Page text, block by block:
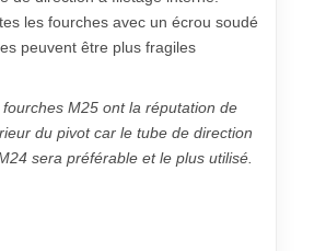
les fourches avec un écrou soudé
peuvent être plus fragiles
M25 ont la réputation de
du pivot car le tube de direction
sera préférable et le plus utilisé.